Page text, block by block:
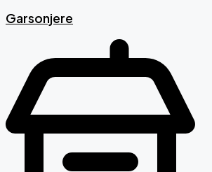
Garsonjere